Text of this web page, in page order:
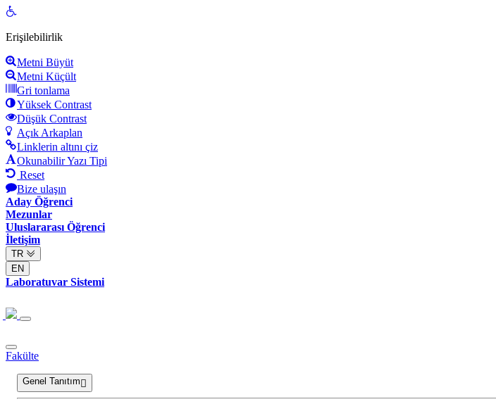
Open
Erişilebilirlik
Metni Büyüt
Metni Küçült
Gri tonlama
Yüksek Contrast
Düşük Contrast
Açık Arkaplan
Linklerin altını çiz
Okunabilir Yazı Tipi
Reset
Bize ulaşın
Aday Öğrenci
Mezunlar
Uluslararası Öğrenci
İletişim
TR
EN
Laboratuvar Sistemi
Fakülte
Genel Tanıtım